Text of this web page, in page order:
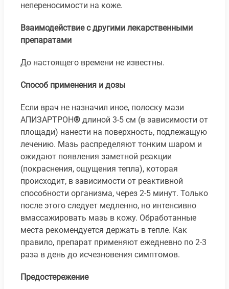
непереносимости на коже.
Взаимодействие с другими лекарственными
препаратами
До настоящего времени не известны.
Способ применения и дозы
Если врач не назначил иное, полоску мази
АПИЗАРТРОН® длиной 3-5 см (в зависимости от
площади) нанести на поверхность, подлежащую
лечению. Мазь распределяют тонким шаром и
ожидают появления заметной реакции
(покраснения, ощущения тепла), которая
происходит, в зависимости от реактивной
способности организма, через 2-5 минут. Только
после этого следует медленно, но интенсивно
вмассажировать мазь в кожу. Обработанные
места рекомендуется держать в тепле. Как
правило, препарат применяют ежедневно по 2-3
раза в день до исчезновения симптомов.
Предостережение